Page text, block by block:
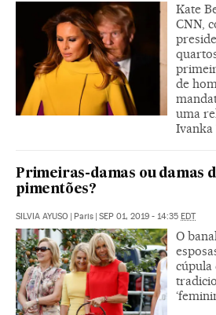
Kate
CNN,
de
uma
Primeiras-damas ou damas
pimentões?
SILVIA AYUSO | Paris | SEP 01, 2019 - 14:35 EDT
O
cúpula